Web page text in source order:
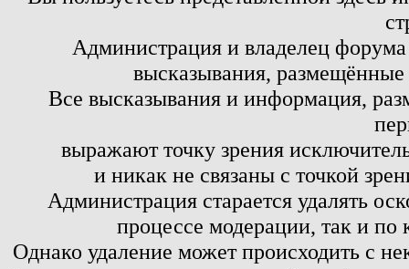
Администрация и владелец
высказывания,
Все высказывания и информация,
выражают точку зрения
и никак не связаны с точкой
Администрация старается удалять
процессе модерации, так и по
Однако удаление может происходить с